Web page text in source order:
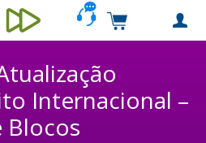
Unieducar
Carrinho de
Internacional –
Blocos